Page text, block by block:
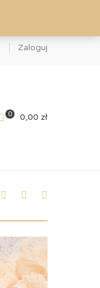
Zaloguj
0 0,00 zł